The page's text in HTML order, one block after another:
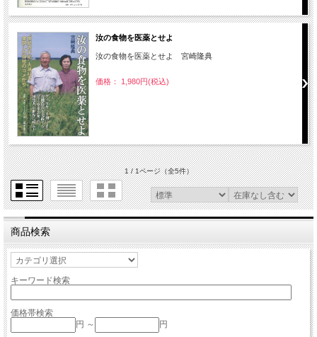
汝の食物を医薬とせよ
汝の食物を医薬とせよ 宮崎隆典
価格： 1,980円(税込)
1 / 1ページ（全5件）
商品検索
キーワード検索
価格帯検索
円 ～
円